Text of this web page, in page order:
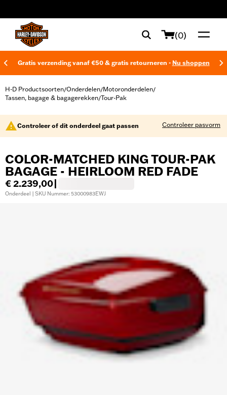
(0)
Gratis verzending vanaf €50 & gratis retourneren - Nu shoppen
H-D Productsoorten/Onderdelen/Motoronderdelen/
Tassen, bagage & bagagerekken/Tour-Pak
Controleer of dit onderdeel gaat passen Controleer pasvorm
COLOR-MATCHED KING TOUR-PAK
BAGAGE - HEIRLOOM RED FADE
€ 2.239,00
Onderdeel | SKU Nummer: 53000983EWJ